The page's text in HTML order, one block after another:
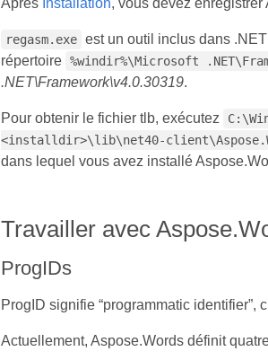
Après Installation, vous devez enregistrer
regasm.exe est un outil inclus dans
répertoire %windir%\Microsoft
.NET\Framework\v4.0.30319.
Pour obtenir le fichier tlb, exécutez
<installdir>\lib\net40-
dans lequel vous avez installé
Travailler avec
ProgIDs
ProgID signifie “programmatic identifier”,
Actuellement, Aspose.Words définit